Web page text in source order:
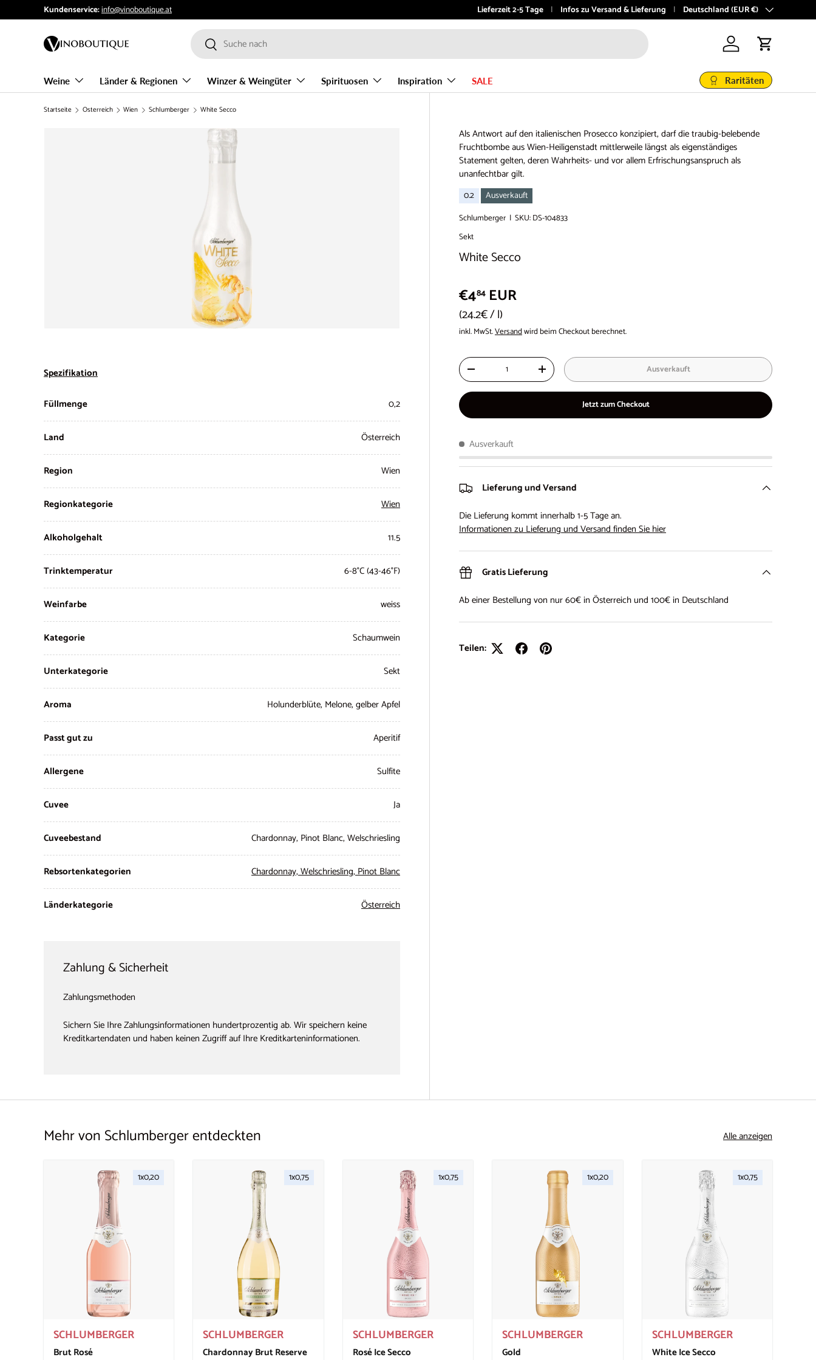
Direkt zum Inhalt
Kundenservice:info@vinoboutique.at Willkommen bei Vinoboutique 🍇
Lieferzeit 2-5 Tage Infos zu Versand & Lieferung Land/Region
Deutschland (EUR €)
Suchen
Suchen Einloggen
Weine Länder & Regionen Winzer & Weingüter Spirituosen Inspiration SALE Raritäten
Startseite Österreich Wien Schlumberger White Secco
Als Antwort auf den italienischen Prosecco konzipiert, darf die traubig-belebende
Fruchtbombe aus Wien-Heiligenstadt mittlerweile längst als eigenständiges
Statement gelten, deren Wahrheits- und vor allem Erfrischungsanspruch als
unanfechtbar gilt.
0.2 Ausverkauft
Schlumberger | SKU:DS-104833
Sekt
White Secco
€484 EUR
Grundpreis
24.2€/l
inkl. MwSt.Versandwird beim Checkout berechnet.
Anzahl
- + Ausverkauft
Jetzt zum Checkout
Ausverkauft
Lieferung und Versand
Die Lieferung kommt innerhalb 1-5 Tage an.
Informationen zu Lieferung und Versand finden Sie hier
Gratis Lieferung
Ab einer Bestellung von nur 60€ in Österreich und 100€ in Deutschland
Teilen:
Spezifikation
Füllmenge 0,2
Land Österreich
Region Wien
Regionkategorie Wien
Alkoholgehalt 11.5
Trinktemperatur 6-8°C (43-46°F)
Weinfarbe weiss
Kategorie Schaumwein
Unterkategorie Sekt
Aroma Holunderblüte, Melone, gelber Apfel
Passt gut zu Aperitif
Allergene Sulfite
Cuvee Ja
Cuveebestand Chardonnay, Pinot Blanc, Welschriesling
Rebsortenkategorien Chardonnay,Welschriesling,Pinot Blanc
Länderkategorie Österreich
Zahlung & Sicherheit
Zahlungsmethoden
Sichern Sie Ihre Zahlungsinformationen hundertprozentig ab. Wir speichern keine
Kreditkartendaten und haben keinen Zugriff auf Ihre Kreditkarteninformationen.
Mehr von Schlumberger entdeckten Alle anzeigen
1x0,20
SCHLUMBERGER
Brut Rosé
1x0,75
SCHLUMBERGER
Chardonnay Brut Reserve
1x0,75
SCHLUMBERGER
Rosé Ice Secco
1x0,20
SCHLUMBERGER
Gold
1x0,75
SCHLUMBERGER
White Ice Secco